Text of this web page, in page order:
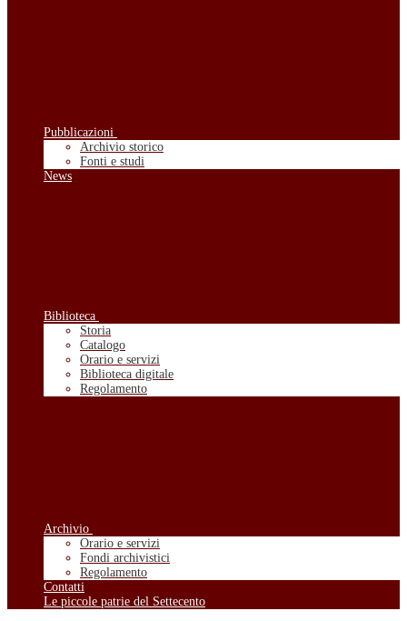
Pubblicazioni
Archivio storico
Fonti e studi
News
Biblioteca
Storia
Catalogo
Orario e servizi
Biblioteca digitale
Regolamento
Archivio
Orario e servizi
Fondi archivistici
Regolamento
Contatti
Le piccole patrie del Settecento